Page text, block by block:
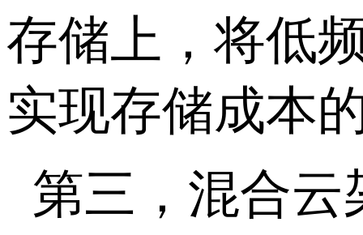
存储上，将低
实现存储成本
第三，混合云